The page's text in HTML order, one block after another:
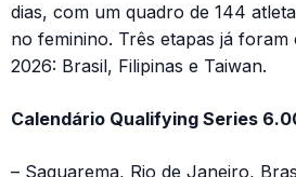
dias, com um quadro de 144
no feminino. Três etapas já
2026: Brasil, Filipinas e Taiwan.
Calendário Qualifying Series
– Saquarema, Rio de Janeiro,